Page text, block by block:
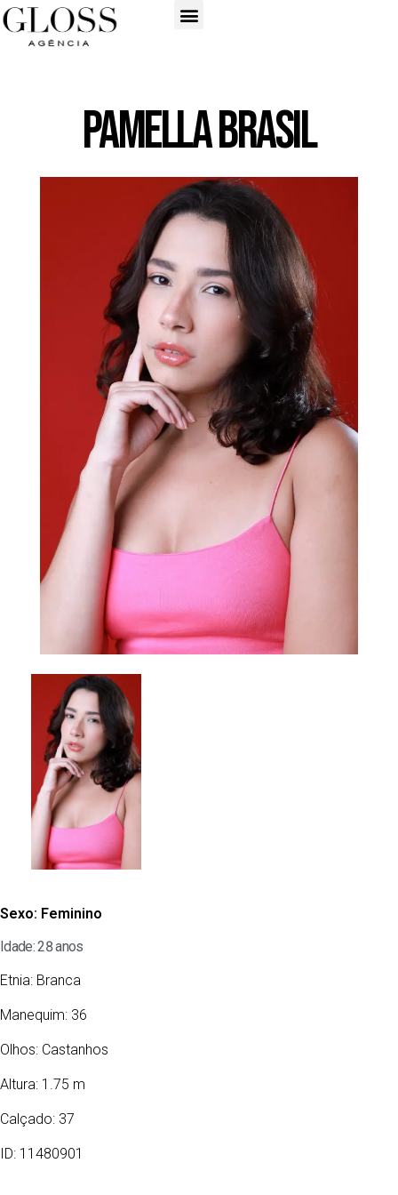
Pamella Brasil
Sexo: Feminino
Idade: 28 anos
Etnia: Branca
Manequim: 36
Olhos: Castanhos
Altura: 1.75 m
Calçado: 37
ID: 11480901